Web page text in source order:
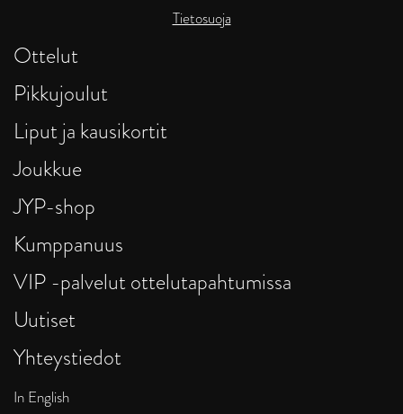
Tietosuoja
Ottelut
Pikkujoulut
Liput ja kausikortit
Joukkue
JYP-shop
Kumppanuus
VIP -palvelut ottelutapahtumissa
Uutiset
Yhteystiedot
In English